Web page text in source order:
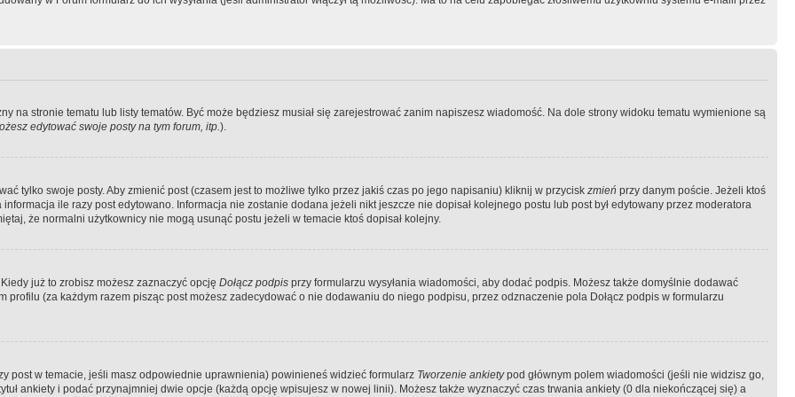
na stronie tematu lub listy tematów. Być może będziesz musiał się zarejestrować zanim napiszesz wiadomość. Na dole strony widoku tematu wymienione są
edytować swoje posty na tym forum, itp.).
tylko swoje posty. Aby zmienić post (czasem jest to możliwe tylko przez jakiś czas po jego napisaniu) kliknij w przycisk zmień przy danym poście. Jeżeli ktoś
ile razy post edytowano. Informacja nie zostanie dodana jeżeli nikt jeszcze nie dopisał kolejnego postu lub post był edytowany przez moderatora
że normalni użytkownicy nie mogą usunąć postu jeżeli w temacie ktoś dopisał kolejny.
już to zrobisz możesz zaznaczyć opcję Dołącz podpis przy formularzu wysyłania wiadomości, aby dodać podpis. Możesz także domyślnie dodawać
(za każdym razem pisząc post możesz zadecydować o nie dodawaniu do niego podpisu, przez odznaczenie pola Dołącz podpis w formularzu
post w temacie, jeśli masz odpowiednie uprawnienia) powinieneś widzieć formularz Tworzenie ankietypod głównym polem wiadomości (jeśli nie widzisz go,
ankiety i podać przynajmniej dwie opcje (każdą opcję wpisujesz w nowej linii). Możesz także wyznaczyć czas trwania ankiety (0 dla niekończącej się) a